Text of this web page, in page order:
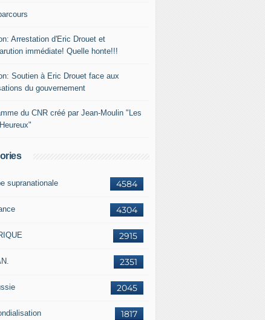
Arrestation d'Eric Drouet et
immédiate! Quelle honte!!!
Soutien à Eric Drouet face aux
du gouvernement
du CNR créé par Jean-Moulin "Les
4584
supranationale
4304
2915
2351
2045
1817